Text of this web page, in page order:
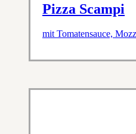
Pizza Scampi
mit Tomatensauce,